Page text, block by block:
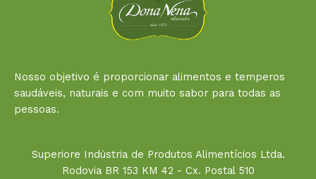
Nosso objetivo é proporcionar alimentos e temperos
saudáveis, naturais e com muito sabor para todas as
pessoas.
Superiore Indústria de Produtos Alimentícios Ltda.
Rodovia BR 153 KM 42 - Cx. Postal 510